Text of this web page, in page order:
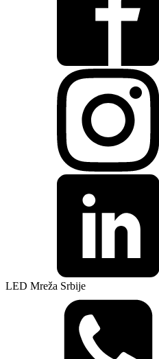
LED Mreža Srbije